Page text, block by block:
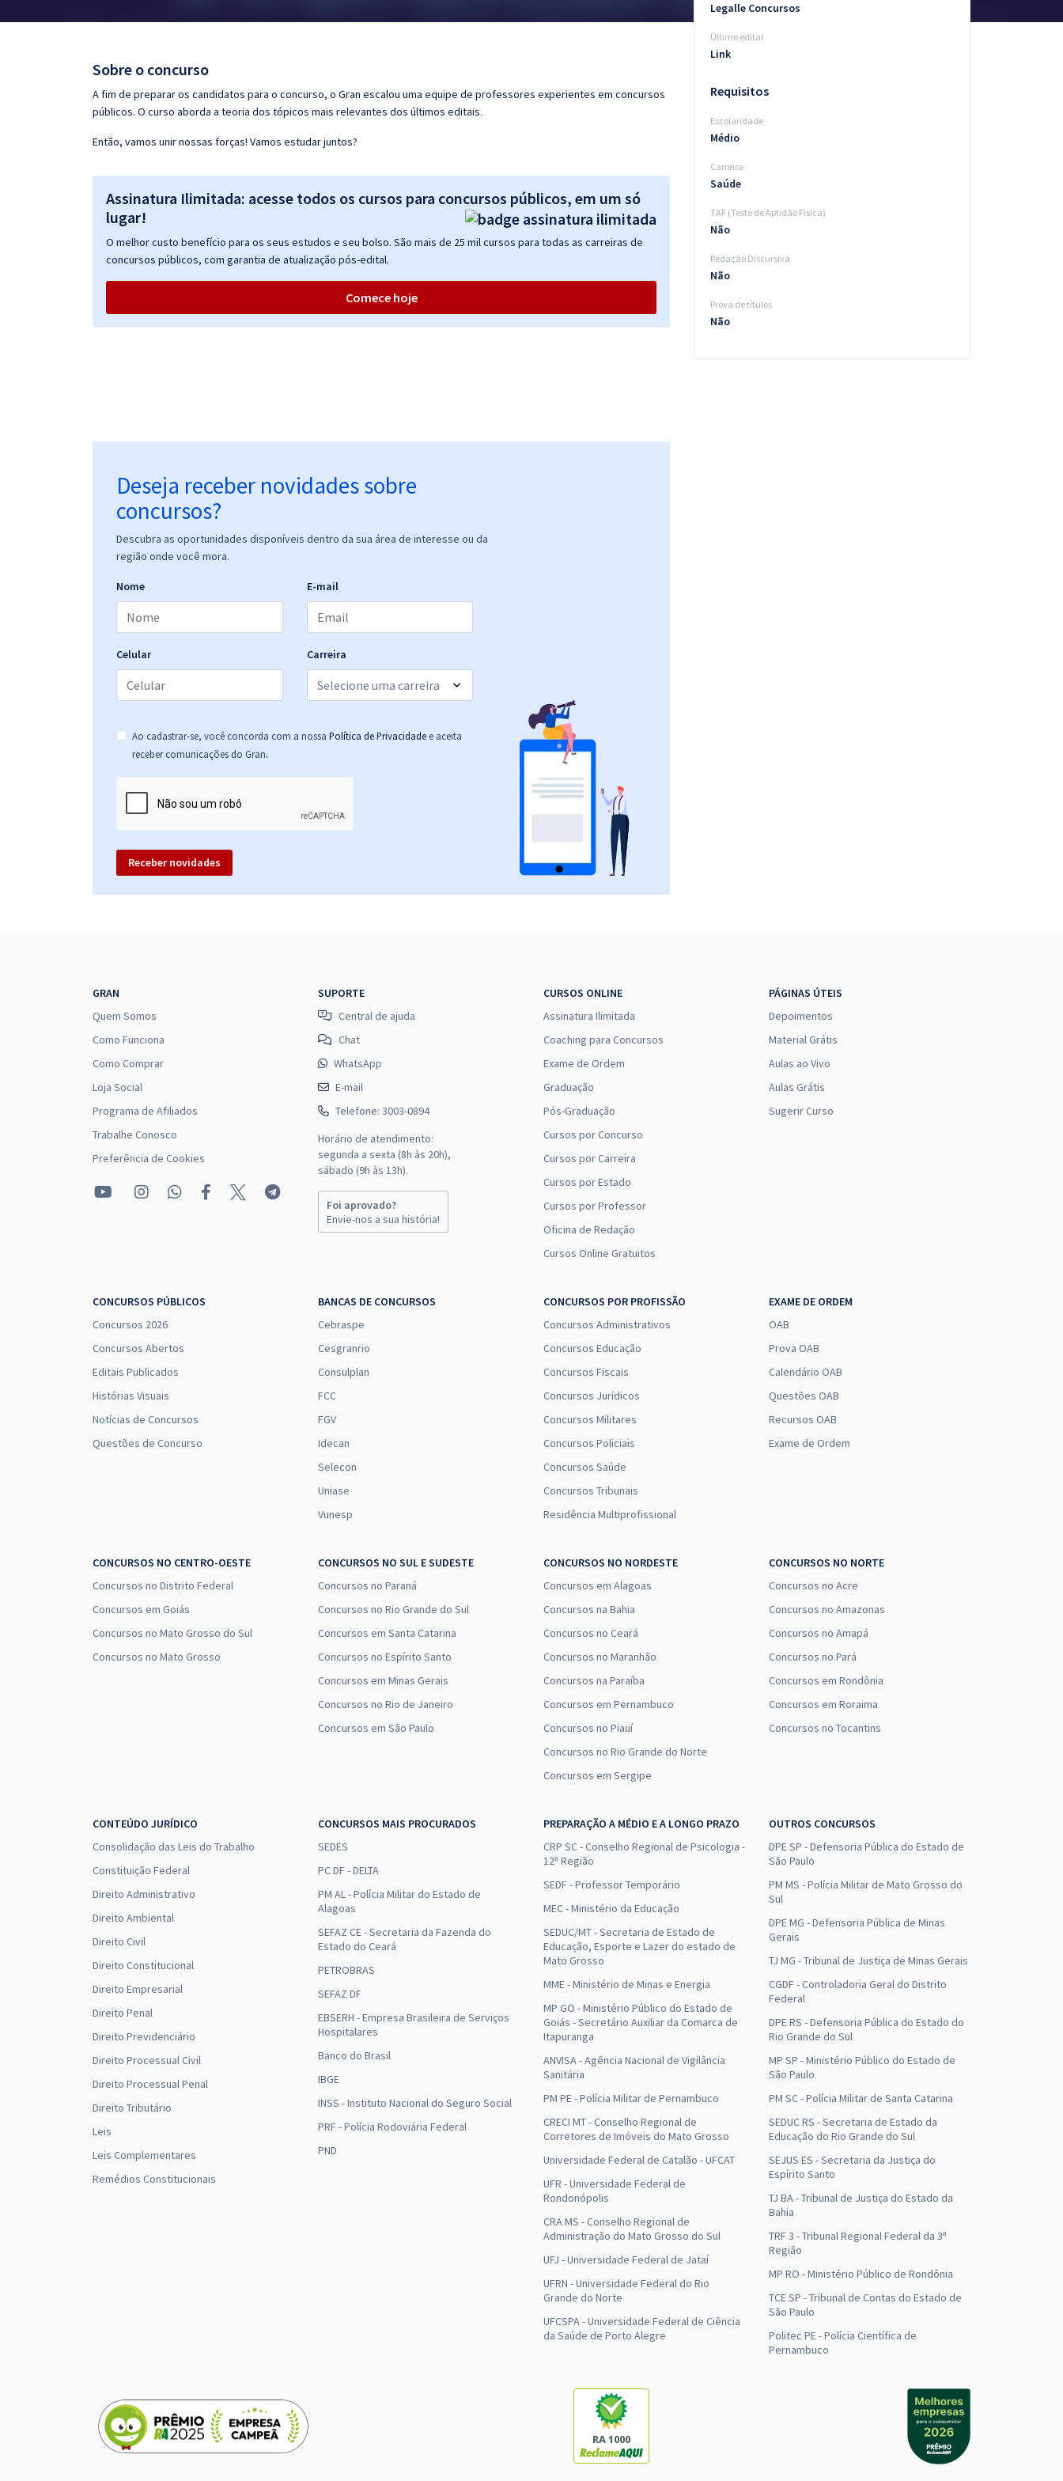
Conteúdo gratuito
Sobre o concurso
A fim de preparar os candidatos para o concurso, o Gran escalou uma equipe de professores experientes em concursos
públicos. O curso aborda a teoria dos tópicos mais relevantes dos últimos editais.
Então, vamos unir nossas forças! Vamos estudar juntos?
Assinatura Ilimitada: acesse todos os cursos para concursos públicos, em um só
lugar!
O melhor custo benefício para os seus estudos e seu bolso. São mais de 25 mil cursos para todas as carreiras de
concursos públicos, com garantia de atualização pós-edital.
Comece hoje
Deseja receber novidades sobre
concursos?
Descubra as oportunidades disponíveis dentro da sua área de interesse ou da
região onde você mora.
Nome E-mail
Celular Carreira
Ao cadastrar-se, você concorda com a nossa Política de Privacidade e aceita
receber comunicações do Gran.
Receber novidades
Legalle Concursos
Último edital
Link
Requisitos
Escolaridade
Médio
Carreira
Saúde
TAF (Teste de Aptidão Física)
Não
Redação Discursiva
Não
Prova de títulos
Não
GRAN
Quem Somos
Como Funciona
Como Comprar
Loja Social
Programa de Afiliados
Trabalhe Conosco
Preferência de Cookies
SUPORTE
Central de ajuda
Chat
WhatsApp
E-mail
Telefone: 3003-0894
Horário de atendimento:
segunda a sexta (8h às 20h),
sábado (9h às 13h).
Foi aprovado?
Envie-nos a sua história!
CURSOS ONLINE
Assinatura Ilimitada
Coaching para Concursos
Exame de Ordem
Graduação
Pós-Graduação
Cursos por Concurso
Cursos por Carreira
Cursos por Estado
Cursos por Professor
Oficina de Redação
Cursos Online Gratuitos
PÁGINAS ÚTEIS
Depoimentos
Material Grátis
Aulas ao Vivo
Aulas Grátis
Sugerir Curso
CONCURSOS PÚBLICOS
Concursos 2026
Concursos Abertos
Editais Publicados
Histórias Visuais
Notícias de Concursos
Questões de Concurso
BANCAS DE CONCURSOS
Cebraspe
Cesgranrio
Consulplan
FCC
FGV
Idecan
Selecon
Uniase
Vunesp
CONCURSOS POR PROFISSÃO
Concursos Administrativos
Concursos Educação
Concursos Fiscais
Concursos Jurídicos
Concursos Militares
Concursos Policiais
Concursos Saúde
Concursos Tribunais
Residência Multiprofissional
EXAME DE ORDEM
OAB
Prova OAB
Calendário OAB
Questões OAB
Recursos OAB
Exame de Ordem
CONCURSOS NO CENTRO-OESTE
Concursos no Distrito Federal
Concursos em Goiás
Concursos no Mato Grosso do Sul
Concursos no Mato Grosso
CONCURSOS NO SUL E SUDESTE
Concursos no Paraná
Concursos no Rio Grande do Sul
Concursos em Santa Catarina
Concursos no Espírito Santo
Concursos em Minas Gerais
Concursos no Rio de Janeiro
Concursos em São Paulo
CONCURSOS NO NORDESTE
Concursos em Alagoas
Concursos na Bahia
Concursos no Ceará
Concursos no Maranhão
Concursos na Paraíba
Concursos em Pernambuco
Concursos no Piauí
Concursos no Rio Grande do Norte
Concursos em Sergipe
CONCURSOS NO NORTE
Concursos no Acre
Concursos no Amazonas
Concursos no Amapá
Concursos no Pará
Concursos em Rondônia
Concursos em Roraima
Concursos no Tocantins
CONTEÚDO JURÍDICO
Consolidação das Leis do Trabalho
Constituição Federal
Direito Administrativo
Direito Ambiental
Direito Civil
Direito Constitucional
Direito Empresarial
Direito Penal
Direito Previdenciário
Direito Processual Civil
Direito Processual Penal
Direito Tributário
Leis
Leis Complementares
Remédios Constitucionais
CONCURSOS MAIS PROCURADOS
SEDES
PC DF - DELTA
PM AL - Polícia Militar do Estado de
Alagoas
SEFAZ CE - Secretaria da Fazenda do
Estado do Ceará
PETROBRAS
SEFAZ DF
EBSERH - Empresa Brasileira de Serviços
Hospitalares
Banco do Brasil
IBGE
INSS - Instituto Nacional do Seguro Social
PRF - Polícia Rodoviária Federal
PND
PREPARAÇÃO A MÉDIO E A LONGO PRAZO
CRP SC - Conselho Regional de Psicologia -
12ª Região
SEDF - Professor Temporário
MEC - Ministério da Educação
SEDUC/MT - Secretaria de Estado de
Educação, Esporte e Lazer do estado de
Mato Grosso
MME - Ministério de Minas e Energia
MP GO - Ministério Público do Estado de
Goiás - Secretário Auxiliar da Comarca de
Itapuranga
ANVISA - Agência Nacional de Vigilância
Sanitária
PM PE - Polícia Militar de Pernambuco
CRECI MT - Conselho Regional de
Corretores de Imóveis do Mato Grosso
Universidade Federal de Catalão - UFCAT
UFR - Universidade Federal de
Rondonópolis
CRA MS - Conselho Regional de
Administração do Mato Grosso do Sul
UFJ - Universidade Federal de Jataí
UFRN - Universidade Federal do Rio
Grande do Norte
UFCSPA - Universidade Federal de Ciência
da Saúde de Porto Alegre
OUTROS CONCURSOS
DPE SP - Defensoria Pública do Estado de
São Paulo
PM MS - Polícia Militar de Mato Grosso do
Sul
DPE MG - Defensoria Pública de Minas
Gerais
TJ MG - Tribunal de Justiça de Minas Gerais
CGDF - Controladoria Geral do Distrito
Federal
DPE RS - Defensoria Pública do Estado do
Rio Grande do Sul
MP SP - Ministério Público do Estado de
São Paulo
PM SC - Polícia Militar de Santa Catarina
SEDUC RS - Secretaria de Estado da
Educação do Rio Grande do Sul
SEJUS ES - Secretaria da Justiça do
Espírito Santo
TJ BA - Tribunal de Justiça do Estado da
Bahia
TRF 3 - Tribunal Regional Federal da 3ª
Região
MP RO - Ministério Público de Rondônia
TCE SP - Tribunal de Contas do Estado de
São Paulo
Politec PE - Polícia Científica de
Pernambuco
RA 1000